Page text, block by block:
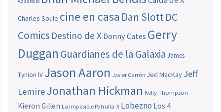
Charles Soule cine en casa Dan SlottDC
Comics Destino de X Donny Cates Gerry
Duggan Guardianes de la Galaxia James
Tynion IV Jason Aaron Javier Garrón Jed MacKay Jeff
LemireJonathan Hickman Kelly Thompson
Kieron Gillen La Imposible Patrulla-X Lobezno Los 4